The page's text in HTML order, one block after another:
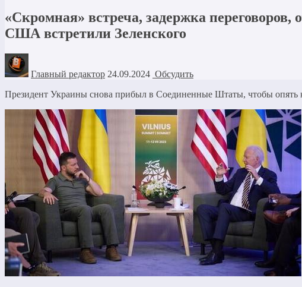
«Скромная» встреча, задержка
США встретили Зеленского
Главный редактор 24.09.2024 Обсудить
Президент Украины снова прибыл в Соединенные Штаты, чтобы опять